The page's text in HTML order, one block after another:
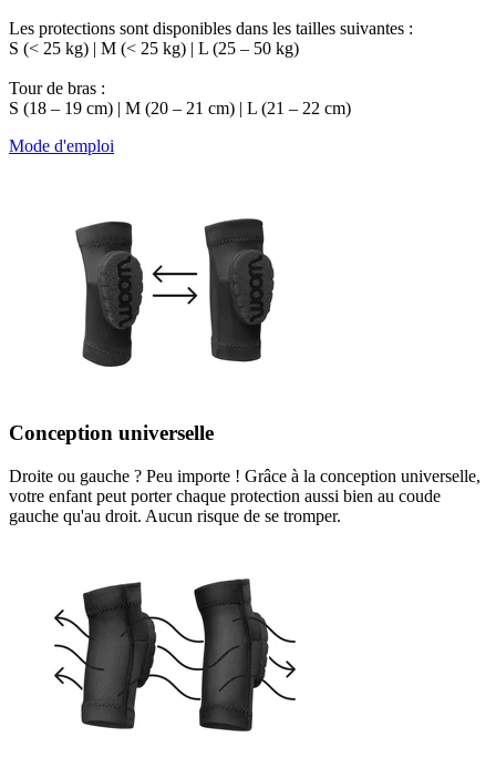
Les protections sont disponibles dans les tailles suivantes :
S (< 25 kg) | M (< 25 kg) | L (25 – 50 kg)
Tour de bras :
S (18 – 19 cm) | M (20 – 21 cm) | L (21 – 22 cm)
Mode d'emploi
Conception universelle
Droite ou gauche ? Peu importe ! Grâce à la conception universelle,
votre enfant peut porter chaque protection aussi bien au coude
gauche qu'au droit. Aucun risque de se tromper.